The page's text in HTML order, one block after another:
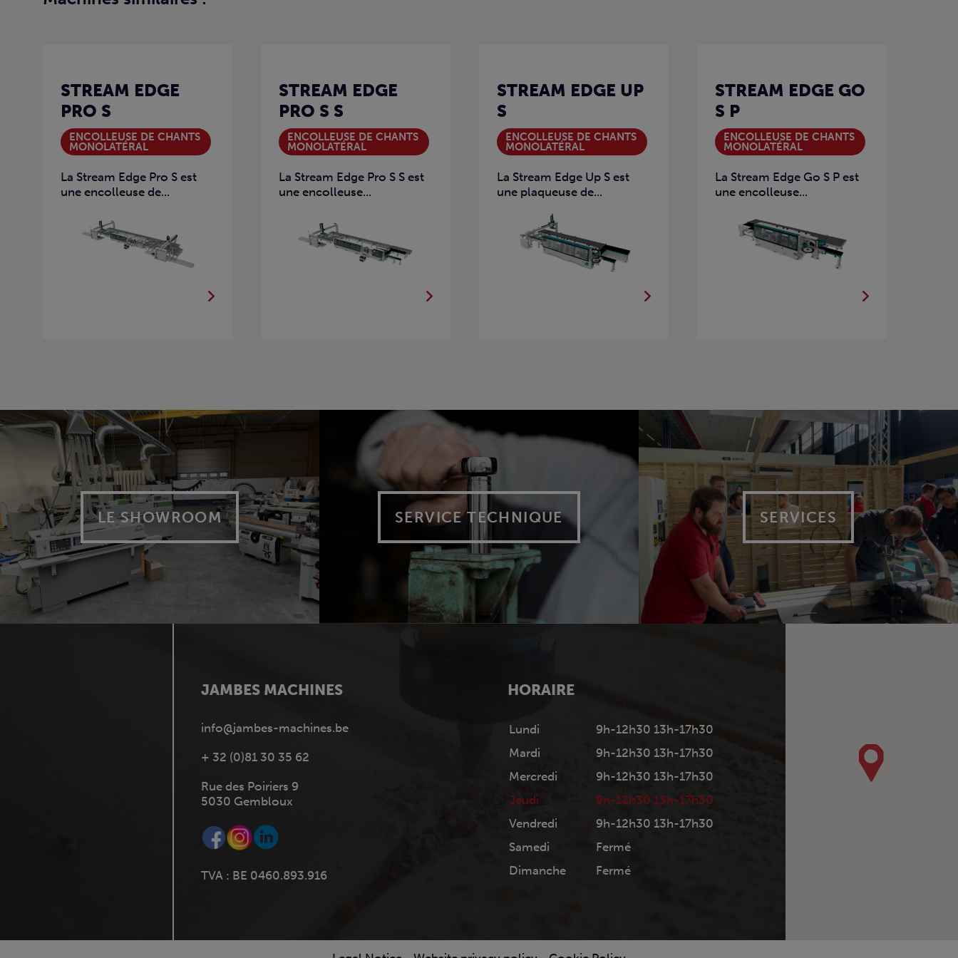
STREAM EDGE
PRO S
ENCOLLEUSE DE CHANTS
MONOLATÉRAL
La Stream Edge Pro S est
une encolleuse de...
STREAM EDGE
PRO S S
ENCOLLEUSE DE CHANTS
MONOLATÉRAL
La Stream Edge Pro S S est
une encolleuse...
STREAM EDGE UP
S
ENCOLLEUSE DE CHANTS
MONOLATÉRAL
La Stream Edge Up S est
une plaqueuse de...
STREAM EDGE GO
S P
ENCOLLEUSE DE CHANTS
MONOLATÉRAL
La Stream Edge Go S P est
une encolleuse...
LE SHOWROOM SERVICE TECHNIQUE SERVICES
JAMBES MACHINES
info@jambes-machines.be
+ 32 (0)81 30 35 62
Rue des Poiriers 9
5030 Gembloux
TVA : BE 0460.893.916
HORAIRE
Lundi
9h-12h30 13h-17h30
Mardi
9h-12h30 13h-17h30
Mercredi
9h-12h30 13h-17h30
Jeudi
9h-12h30 13h-17h30
Vendredi
9h-12h30 13h-17h30
Samedi
Fermé
Dimanche
Fermé